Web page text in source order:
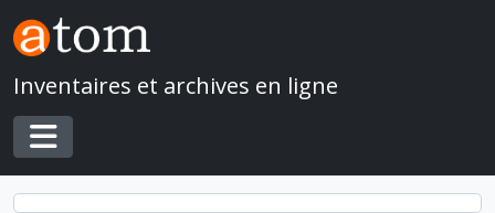
Skip to main content
Inventaires et archives en ligne
Toggle navigation